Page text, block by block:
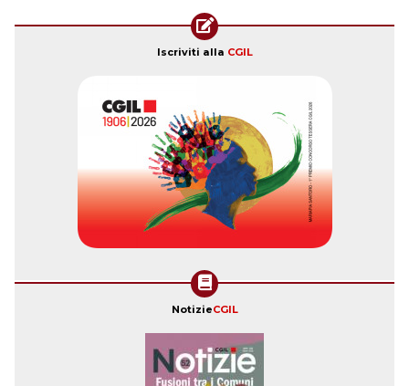
Iscriviti alla CGIL
NotizieCGIL